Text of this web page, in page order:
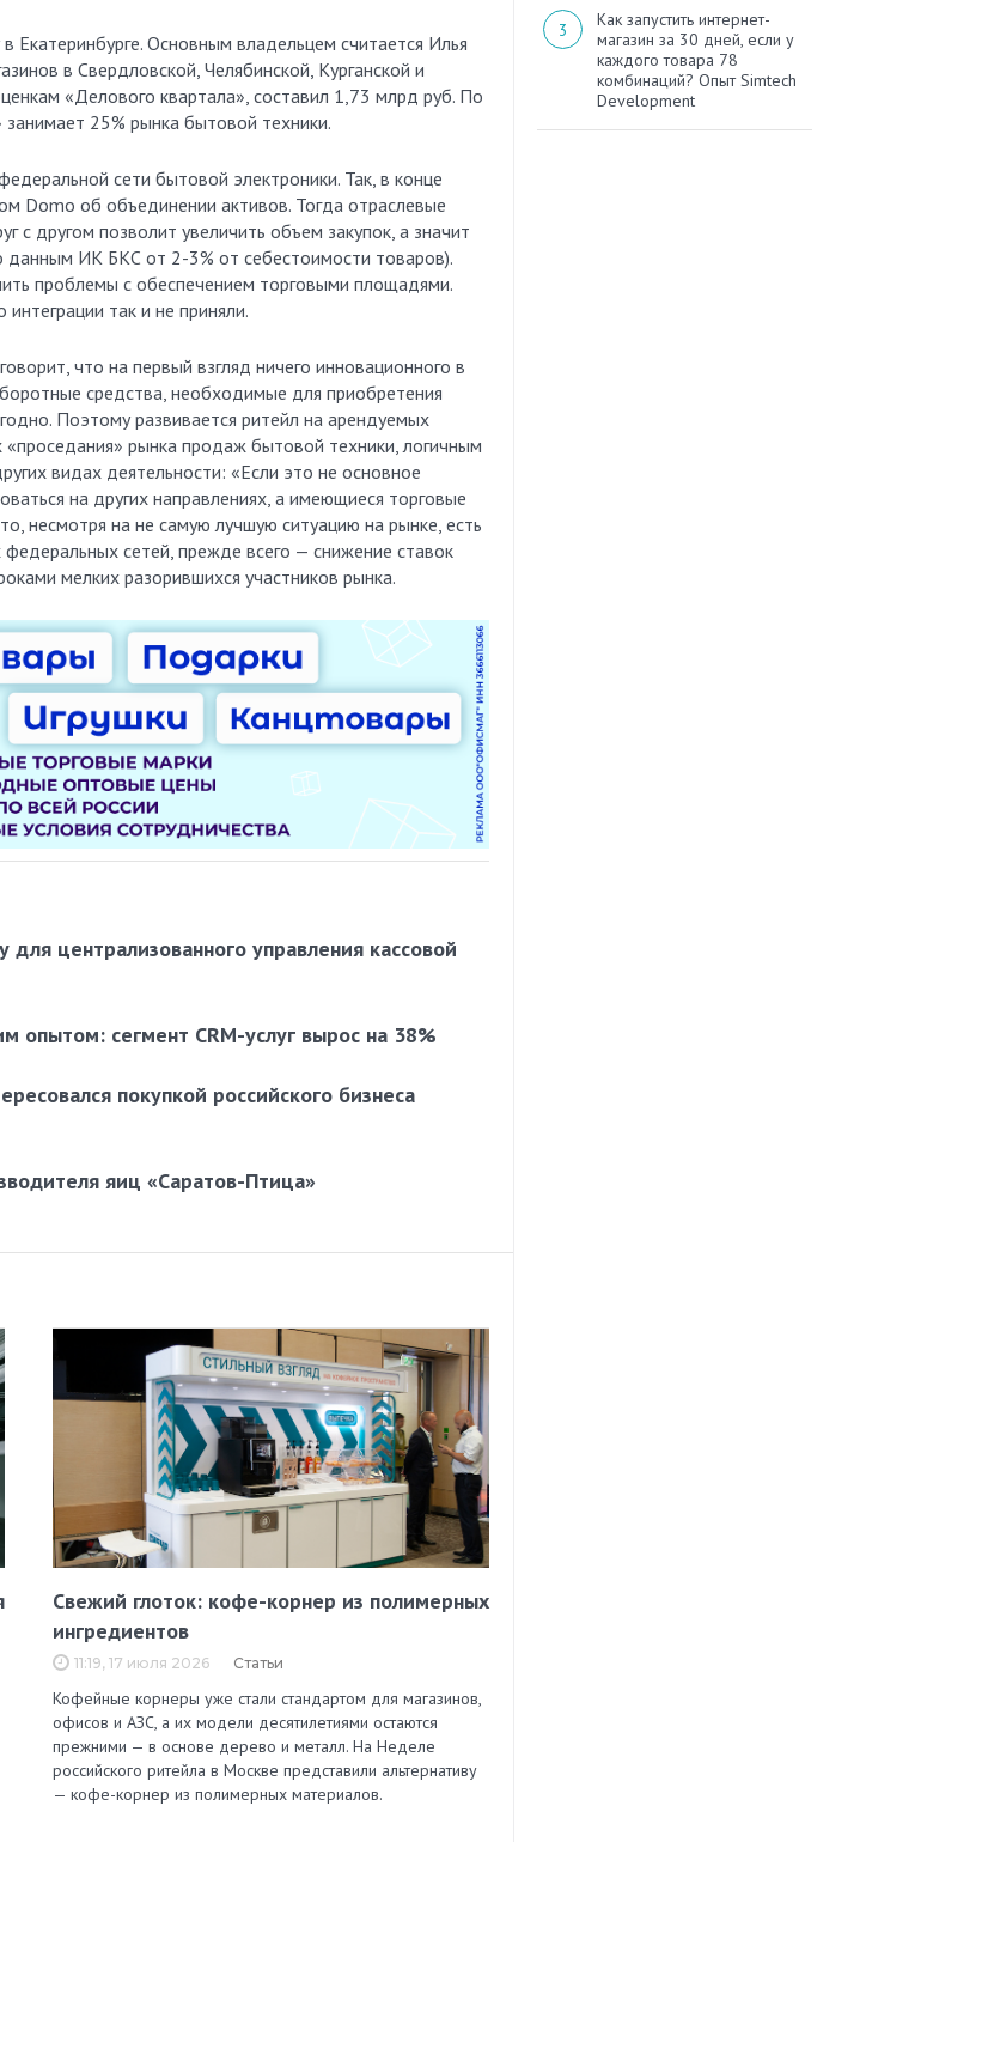
Основным владельцем считается Илья
в Свердловской, Челябинской, Курганской и
«Делового квартала», составил 1,73 млрд руб. По
25% рынка бытовой техники.
сети бытовой электроники. Так, в конце
Domo об объединении активов. Тогда отраслевые
с другом позволит увеличить объем закупок, а значит
ИК БКС от 2-3% от себестоимости товаров).
проблемы с обеспечением торговыми площадями.
так и не приняли.
что на первый взгляд ничего инновационного в
средства, необходимые для приобретения
Поэтому развивается ритейл на арендуемых
рынка продаж бытовой техники, логичным
видах деятельности: «Если это не основное
на других направлениях, а имеющиеся торговые
несмотря на не самую лучшую ситуацию на рынке, есть
сетей, прежде всего — снижение ставок
мелких разорившихся участников рынка.
централизованного управления кассовой
опытом: сегмент CRM-услуг вырос на 38%
покупкой российского бизнеса
яиц «Саратов-Птица»
Свежий глоток: кофе-корнер из полимерных
ингредиентов
11:19, 17 июля 2026 Статьи
Кофейные корнеры уже стали стандартом для магазинов,
офисов и АЗС, а их модели десятилетиями остаются
прежними — в основе дерево и металл. На Неделе
российского ритейла в Москве представили альтернативу
— кофе-корнер из полимерных материалов.
Как запустить интернет-
магазин за 30 дней, если у
каждого товара 78
комбинаций? Опыт Simtech
Development